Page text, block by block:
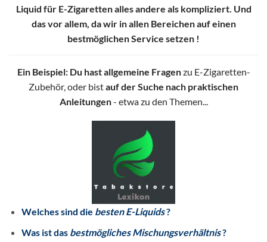
Liquid für E-Zigaretten alles andere als kompliziert. Und
das vor allem, da wir in allen Bereichen auf einen
bestmöglichen Service setzen !
Ein Beispiel: Du hast allgemeine Fragenzu E-Zigaretten-
Zubehör, oder bistauf der Suche nach praktischen
Anleitungen- etwa zu den Themen...
Welches sind die besten E-Liquids?
Was ist das bestmögliches Mischungsverhältnis?